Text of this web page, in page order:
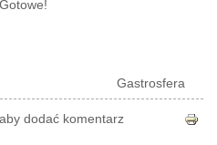
Gastrosfera
aby dodać komentarz